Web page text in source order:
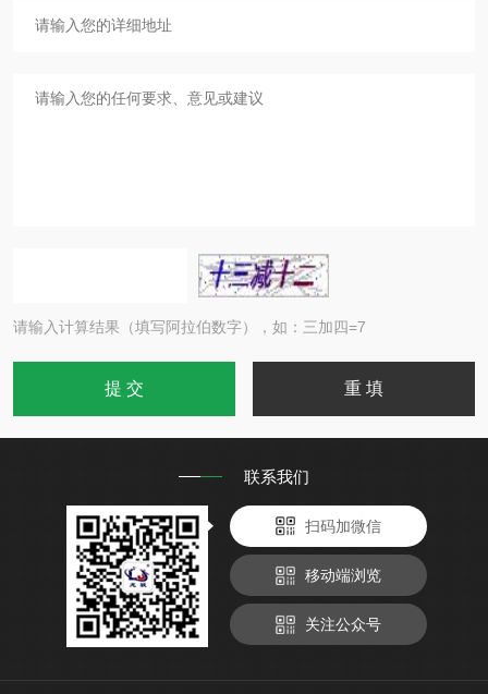
请输入计算结果（填写阿拉伯数字），如：三加四=7
联系我们
扫码加微信
移动端浏览
关注公众号